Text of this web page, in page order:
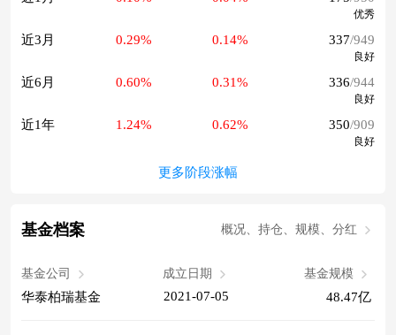
优秀
近3月 0.29% 0.14% 337/949
良好
近6月 0.60% 0.31% 336/944
良好
近1年 1.24% 0.62% 350/909
良好
更多阶段涨幅
基金档案 概况、持仓、规模、分红
基金公司
华泰柏瑞基金
成立日期
2021-07-05
基金规模
48.47亿